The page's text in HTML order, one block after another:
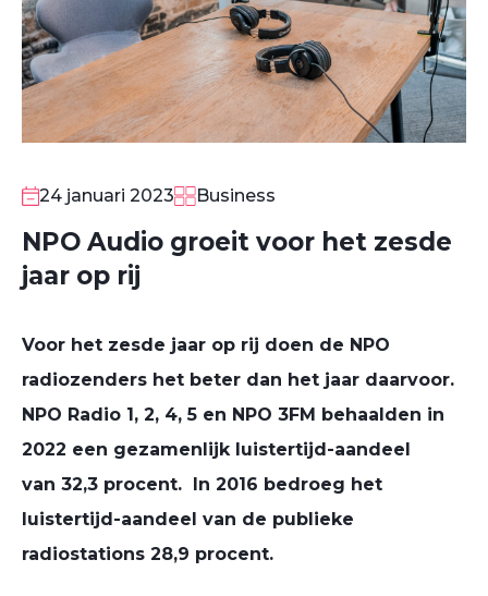
24 januari 2023 Business
NPO Audio groeit voor het zesde
jaar op rij
Voor het zesde jaar op rij doen de NPO
radiozenders het beter dan het jaar daarvoor.
NPO Radio 1, 2, 4, 5 en NPO 3FM behaalden in
2022 een gezamenlijk luistertijd-aandeel
van 32,3 procent. In 2016 bedroeg het
luistertijd-aandeel van de publieke
radiostations 28,9 procent.